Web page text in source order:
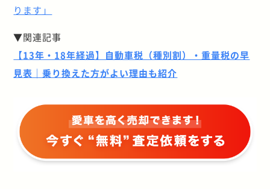
ります」
▼関連記事
【13年・18年経過】自動車税（種別割）・重量税の早
見表｜乗り換えた方がよい理由も紹介